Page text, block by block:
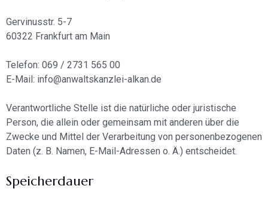
Gervinusstr. 5-7
60322 Frankfurt am Main
Telefon: 069 / 2731 565 00
E-Mail: info@anwaltskanzlei-alkan.de
Verantwortliche Stelle ist die natürliche oder juristische
Person, die allein oder gemeinsam mit anderen über die
Zwecke und Mittel der Verarbeitung von personenbezogenen
Daten (z. B. Namen, E-Mail-Adressen o. Ä.) entscheidet.
Speicherdauer